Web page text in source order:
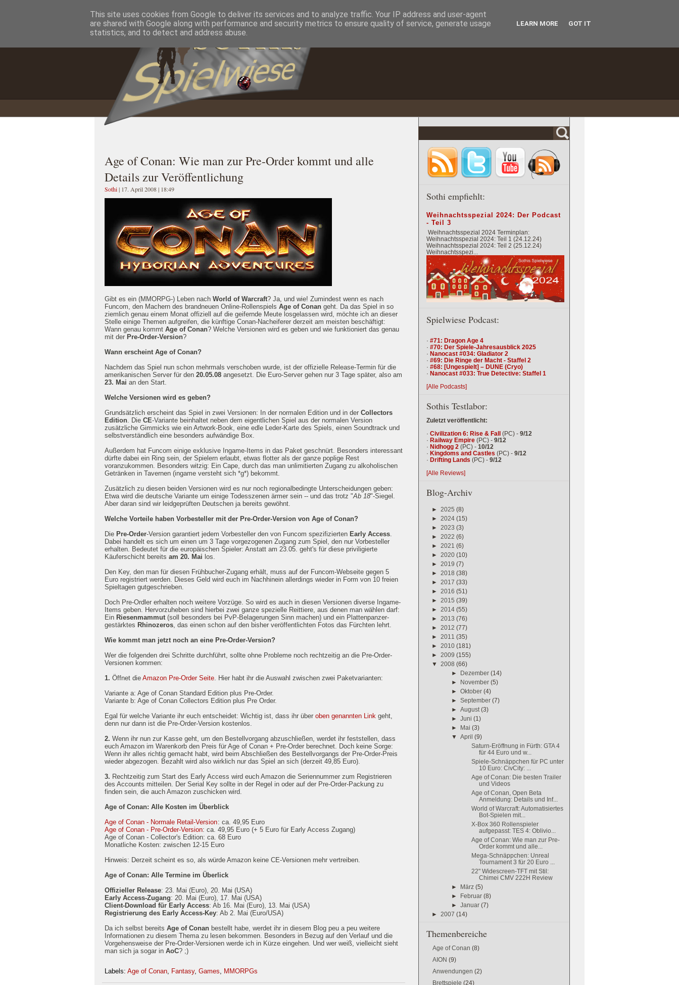
Home Impressum Datenschutzererklärung
Age of Conan: Wie man zur Pre-Order kommt und alle
Details zur Veröffentlichung
Sothi| 17. April 2008 | 18:49
Gibt es ein (MMORPG-) Leben nach World of Warcraft? Ja, und wie! Zumindest wenn es nach
Funcom, den Machern des brandneuen Online-Rollenspiels Age of Conan geht. Da das Spiel in so
ziemlich genau einem Monat offiziell auf die geifernde Meute losgelassen wird, möchte ich an dieser
Stelle einige Themen aufgreifen, die künftige Conan-Nacheiferer derzeit am meisten beschäftigt:
Wann genau kommt Age of Conan? Welche Versionen wird es geben und wie funktioniert das genau
mit der Pre-Order-Version?
Wann erscheint Age of Conan?
Nachdem das Spiel nun schon mehrmals verschoben wurde, ist der offizielle Release-Termin für die
amerikanischen Server für den 20.05.08 angesetzt. Die Euro-Server gehen nur 3 Tage später, also am
23. Mai an den Start.
Welche Versionen wird es geben?
Grundsätzlich erscheint das Spiel in zwei Versionen: In der normalen Edition und in der Collectors
Edition. Die CE-Variante beinhaltet neben dem eigentlichen Spiel aus der normalen Version
zusätzliche Gimmicks wie ein Artwork-Book, eine edle Leder-Karte des Spiels, einen Soundtrack und
selbstverständlich eine besonders aufwändige Box.
Außerdem hat Funcom einige exklusive Ingame-Items in das Paket geschnürt. Besonders interessant
dürfte dabei ein Ring sein, der Spielern erlaubt, etwas flotter als der ganze poplige Rest
voranzukommen. Besonders witzig: Ein Cape, durch das man unlimitierten Zugang zu alkoholischen
Getränken in Tavernen (ingame versteht sich *g*) bekommt.
Zusätzlich zu diesen beiden Versionen wird es nur noch regionalbedingte Unterscheidungen geben:
Etwa wird die deutsche Variante um einige Todesszenen ärmer sein -- und das trotz "Ab 18"-Siegel.
Aber daran sind wir leidgeprüften Deutschen ja bereits gewöhnt.
Welche Vorteile haben Vorbesteller mit der Pre-Order-Version von Age of Conan?
Die Pre-Order-Version garantiert jedem Vorbesteller den von Funcom spezifizierten Early Access.
Dabei handelt es sich um einen um 3 Tage vorgezogenen Zugang zum Spiel, den nur Vorbesteller
erhalten. Bedeutet für die europäischen Spieler: Anstatt am 23.05. geht's für diese priviligierte
Käuferschicht bereits am 20. Mai los.
Den Key, den man für diesen Frühbucher-Zugang erhält, muss auf der Funcom-Webseite gegen 5
Euro registriert werden. Dieses Geld wird euch im Nachhinein allerdings wieder in Form von 10 freien
Spieltagen gutgeschrieben.
Doch Pre-Ordler erhalten noch weitere Vorzüge. So wird es auch in diesen Versionen diverse Ingame-
Items geben. Hervorzuheben sind hierbei zwei ganze spezielle Reittiere, aus denen man wählen darf:
Ein Riesenmammut (soll besonders bei PvP-Belagerungen Sinn machen) und ein Plattenpanzer-
gestärktes Rhinozeros, das einen schon auf den bisher veröffentlichten Fotos das Fürchten lehrt.
Wie kommt man jetzt noch an eine Pre-Order-Version?
Wer die folgenden drei Schritte durchführt, sollte ohne Probleme noch rechtzeitig an die Pre-Order-
Versionen kommen:
1. Öffnet die Amazon Pre-Order Seite. Hier habt ihr die Auswahl zwischen zwei Paketvarianten:
Variante a: Age of Conan Standard Edition plus Pre-Order.
Variante b: Age of Conan Collectors Edition plus Pre Order.
Egal für welche Variante ihr euch entscheidet: Wichtig ist, dass ihr über oben genannten Link geht,
denn nur dann ist die Pre-Order-Version kostenlos.
2. Wenn ihr nun zur Kasse geht, um den Bestellvorgang abzuschließen, werdet ihr feststellen, dass
euch Amazon im Warenkorb den Preis für Age of Conan + Pre-Order berechnet. Doch keine Sorge:
Wenn ihr alles richtig gemacht habt, wird beim Abschließen des Bestellvorgangs der Pre-Order-Preis
wieder abgezogen. Bezahlt wird also wirklich nur das Spiel an sich (derzeit 49,85 Euro).
3. Rechtzeitig zum Start des Early Access wird euch Amazon die Seriennummer zum Registrieren
des Accounts mitteilen. Der Serial Key sollte in der Regel in oder auf der Pre-Order-Packung zu
finden sein, die auch Amazon zuschicken wird.
Age of Conan: Alle Kosten im Überblick
Age of Conan - Normale Retail-Version: ca. 49,95 Euro
Age of Conan - Pre-Order-Version: ca. 49,95 Euro (+ 5 Euro für Early Access Zugang)
Age of Conan - Collector's Edition: ca. 68 Euro
Monatliche Kosten: zwischen 12-15 Euro
Hinweis: Derzeit scheint es so, als würde Amazon keine CE-Versionen mehr vertreiben.
Age of Conan: Alle Termine im Überlick
Offizieller Release: 23. Mai (Euro), 20. Mai (USA)
Early Access-Zugang: 20. Mai (Euro), 17. Mai (USA)
Client-Download für Early Access: Ab 16. Mai (Euro), 13. Mai (USA)
Registrierung des Early Access-Key: Ab 2. Mai (Euro/USA)
Da ich selbst bereits Age of Conan bestellt habe, werdet ihr in diesem Blog peu a peu weitere
Informationen zu diesem Thema zu lesen bekommen. Besonders in Bezug auf den Verlauf und die
Vorgehensweise der Pre-Order-Versionen werde ich in Kürze eingehen. Und wer weiß, vielleicht sieht
man sich ja sogar in AoC? ;)
Labels: Age of Conan, Fantasy, Games, MMORPGs
Sothi empfiehlt:
Weihnachtsspezial 2024: Der Podcast
- Teil 3
Weihnachtsspezial 2024 Terminplan:
Weihnachtsspezial 2024: Teil 1 (24.12.24)
Weihnachtsspezial 2024: Teil 2 (25.12.24)
Weihnachtsspezi...
Spielwiese Podcast:
· #71: Dragon Age 4
· #70: Der Spiele-Jahresausblick 2025
· Nanocast #034: Gladiator 2
· #69: Die Ringe der Macht - Staffel 2
· #68: [Ungespielt] – DUNE (Cryo)
· Nanocast #033: True Detective: Staffel 1
[Alle Podcasts]
Sothis Testlabor:
Zuletzt veröffentlicht:
· Civilization 6: Rise & Fall (PC) - 9/12
· Railway Empire (PC) - 9/12
· Nidhogg 2 (PC) - 10/12
· Kingdoms and Castles (PC) - 9/12
· Drifting Lands (PC) - 9/12
[Alle Reviews]
Blog-Archiv
► 2025 (8)
► 2024 (15)
► 2023 (3)
► 2022 (6)
► 2021 (6)
► 2020 (10)
► 2019 (7)
► 2018 (38)
► 2017 (33)
► 2016 (51)
► 2015 (39)
► 2014 (55)
► 2013 (76)
► 2012 (77)
► 2011 (35)
► 2010 (181)
► 2009 (155)
▼ 2008 (66)
► Dezember(14)
► November(5)
►Oktober(4)
► September(7)
► August(3)
►
Juni(1)
► Mai(3)
▼ April(9)
Saturn-Eröffnung in Fürth: GTA 4
für 44 Euro und w...
Spiele-Schnäppchen für PC unter
10 Euro: CivCity: ...
Age of Conan: Die besten Trailer
und Videos
Age of Conan, Open Beta
Anmeldung: Details und Inf...
World of Warcraft: Automatisiertes
Bot-Spielen mit...
X-Box 360 Rollenspieler
aufgepasst: TES 4: Oblivio...
Age of Conan: Wie man zur Pre-
Order kommt und alle...
Mega-Schnäppchen: Unreal
Tournament 3 für 20 Euro ...
22" Widescreen-TFT mit Stil:
Chimei CMV 222H Review
► März(5)
► Februar(8)
►
Januar(7)
► 2007 (14)
Themenbereiche
Age of Conan (8)
AION (9)
Anwendungen (2)
Brettspiele (24)
This site uses cookies from Google to deliver its services and to analyze traffic. Your IP address and user-agent
are shared with Google along with performance and security metrics to ensure quality of service, generate usage
statistics, and to detect and address abuse.
LEARN MORE GOT IT